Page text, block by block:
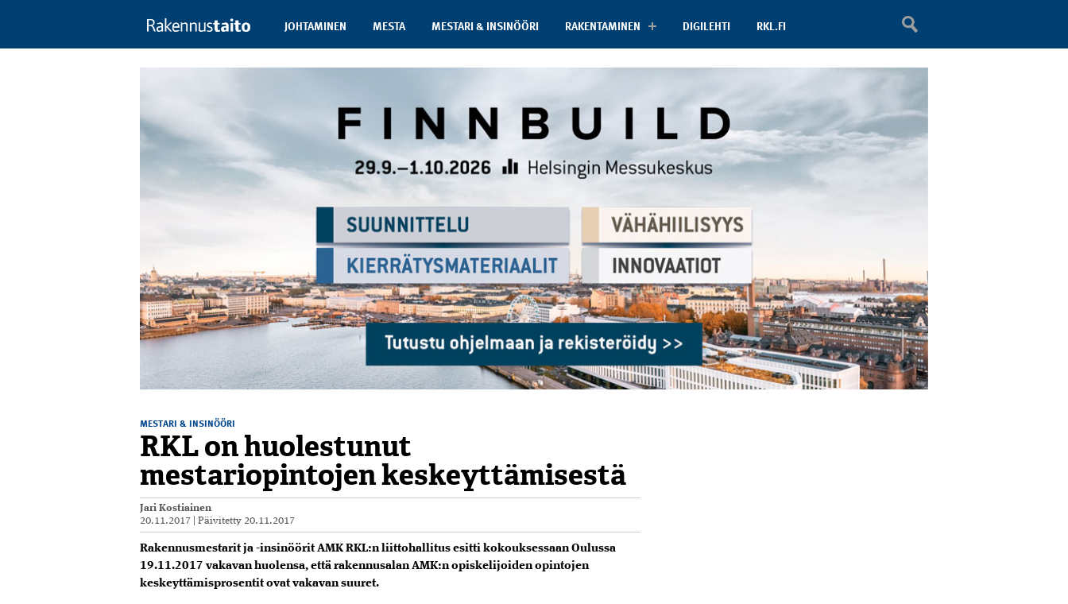
JOHTAMINEN MESTA MESTARI & INSINÖÖRI RAKENTAMINEN DIGILEHTI RKL.FI
MESTARI & INSINÖÖRI
RKL on huolestunut
mestariopintojen keskeyttämisestä
Jari Kostiainen
20.11.2017 |Päivitetty 20.11.2017
Rakennusmestarit ja -insinöörit AMK RKL:n liittohallitus esitti kokouksessaan Oulussa
19.11.2017 vakavan huolensa, että rakennusalan AMK:n opiskelijoiden opintojen
keskeyttämisprosentit ovat vakavan suuret.